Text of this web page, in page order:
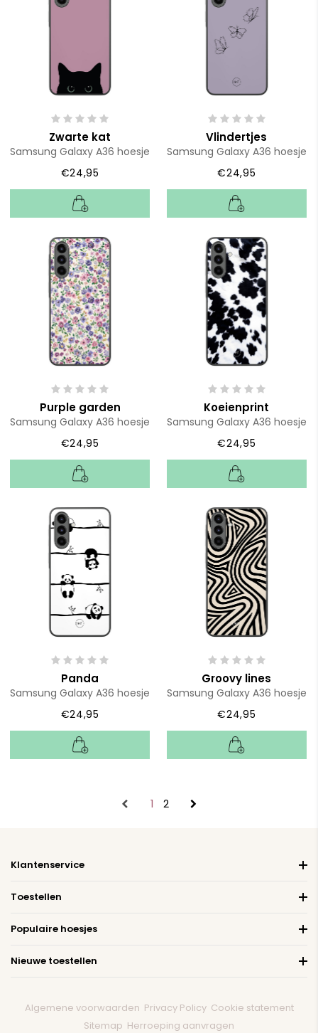
Zwarte kat
Samsung Galaxy A36 hoesje
€24,95
Vlindertjes
Samsung Galaxy A36 hoesje
€24,95
Purple garden
Samsung Galaxy A36 hoesje
€24,95
Koeienprint
Samsung Galaxy A36 hoesje
€24,95
Panda
Samsung Galaxy A36 hoesje
€24,95
Groovy lines
Samsung Galaxy A36 hoesje
€24,95
1 2
Klantenservice
Toestellen
Populaire hoesjes
Nieuwe toestellen
Algemene voorwaarden Privacy Policy Cookie statement
Sitemap Herroeping aanvragen